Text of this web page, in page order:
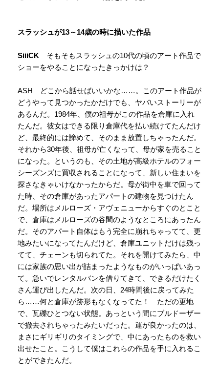
スラッシュが13～14歳の時に描いた作品
SiiiCK そもそもスラッシュの10代の頃のアート作品で
ショーをやることになったきっかけは？
ASH どこから話せばいいかな……。このアート作品が
どうやって見つかったかだけでも、ヤバいストーリーが
あるんだ。1984年、僕の祖母がこの作品を倉庫に入れ
たんだ。彼女はできる限り倉庫代を払い続けてたんだけ
ど、最終的には諦めて、そのまま放置しちゃったんだ。
それから30年後、祖母が亡くなって、母が家を売ること
になった。というのも、その土地が高級ホテルのフォー
シーズンズに買収されることになって、新しい住まいを
探さなきゃいけなかったからだ。母が街中を車で回って
た時、その倉庫があったアパートの建物を見つけたん
だ。場所はメルローズ・アヴェニューからすぐのとこと
で、倉庫はメルローズの谷間のようなところにあったん
だ。そのアパート自体はもう完全に崩れちゃってて、更
地みたいになってたんだけど、倉庫ユニットだけは残っ
てて、チェーンも切られてた。それを開けてみたら、中
には家族の思い出が詰まったようなものがいっぱいあっ
て。急いでレンタルバンを借りてきて、できるだけたく
さん運び出したんだ。次の日、24時間後に戻ってみた
ら……何と倉庫が跡形もなくなってた！ ただの更地
で、瓦礫ひとつない状態。あっという間にブルドーザー
で撤去されちゃったみたいだった。運が良かったのは、
まさにギリギリのタイミングで、中にあったものを救い
出せたこと。こうして僕はこれらの作品を手に入れるこ
とができたんだ。